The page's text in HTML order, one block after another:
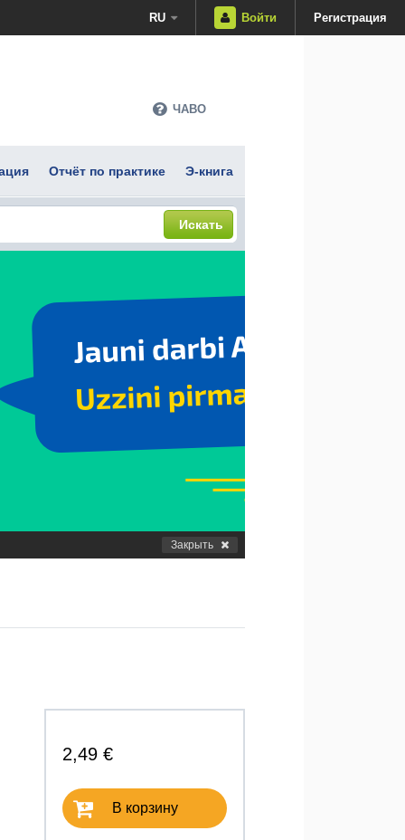
RU Войти Регистрация
ЧАВО
Отчёт по практике Э-книга
Искать
Закрыть
2,49 €
В корзину